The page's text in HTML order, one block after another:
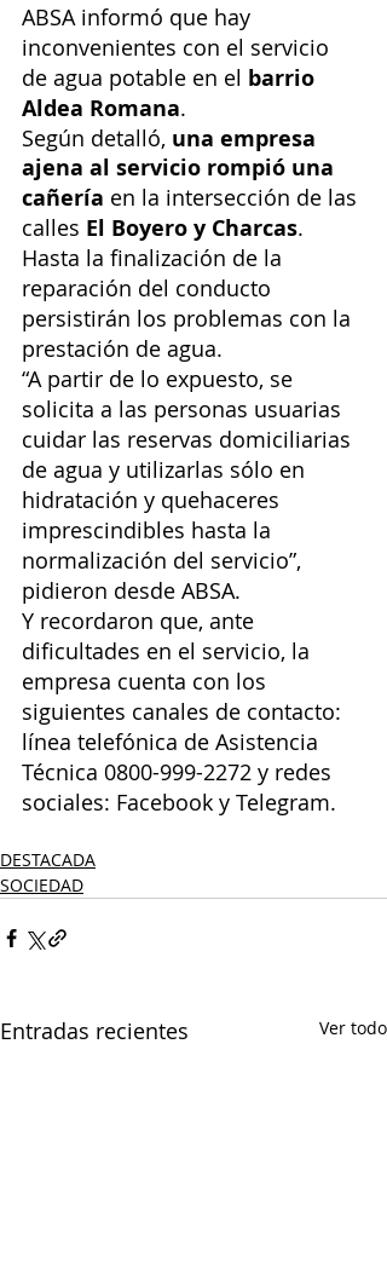
ABSA informó que hay
inconvenientes con el servicio
de agua potable en el barrio
Aldea Romana.
Según detalló, una empresa
ajena al servicio rompió una
cañería en la intersección de las
calles El Boyero y Charcas.
Hasta la finalización de la
reparación del conducto
persistirán los problemas con la
prestación de agua.
“A partir de lo expuesto, se
solicita a las personas usuarias
cuidar las reservas domiciliarias
de agua y utilizarlas sólo en
hidratación y quehaceres
imprescindibles hasta la
normalización del servicio”,
pidieron desde ABSA.
Y recordaron que, ante
dificultades en el servicio, la
empresa cuenta con los
siguientes canales de contacto:
línea telefónica de Asistencia
Técnica 0800-999-2272 y redes
sociales: Facebook y Telegram.
DESTACADA
SOCIEDAD
Entradas recientes Ver todo